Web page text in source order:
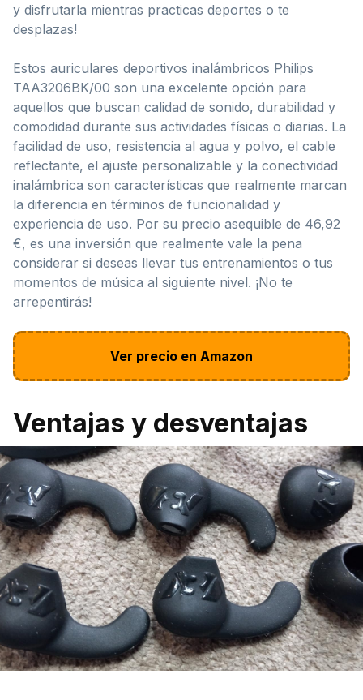
y disfrutarla mientras practicas deportes o te
desplazas!
Estos auriculares deportivos inalámbricos Philips
TAA3206BK/00 son una excelente opción para
aquellos que buscan calidad de sonido, durabilidad y
comodidad durante sus actividades físicas o diarias. La
facilidad de uso, resistencia al agua y polvo, el cable
reflectante, el ajuste personalizable y la conectividad
inalámbrica son características que realmente marcan
la diferencia en términos de funcionalidad y
experiencia de uso. Por su precio asequible de 46,92
€, es una inversión que realmente vale la pena
considerar si deseas llevar tus entrenamientos o tus
momentos de música al siguiente nivel. ¡No te
arrepentirás!
Ver precio en Amazon
Ventajas y desventajas